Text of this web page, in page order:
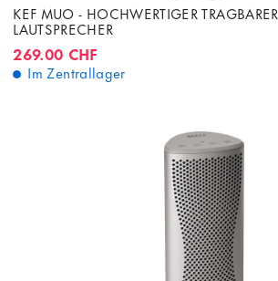
KEF MUO - HOCHWERTIGER TRAGBARER
LAUTSPRECHER
269.00 CHF
Im Zentrallager